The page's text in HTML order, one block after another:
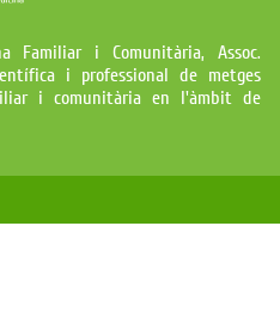
Familiar i Comunitària, Assoc.
i professional de metges
i comunitària en l'àmbit de